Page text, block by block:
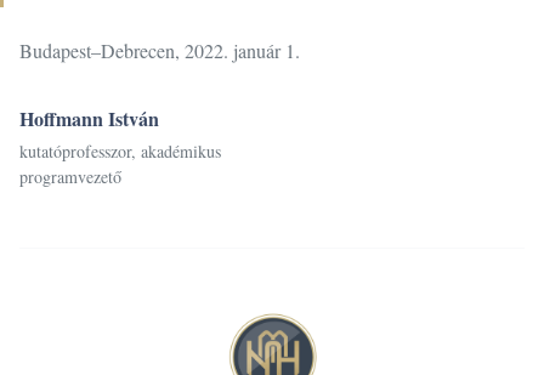
A
KUTATÓCSOPORT
KIADVÁNYOK
Budapest–Debrecen, 2022. január 1.
Hoffmann István
kutatóprofesszor, akadémikus
programvezető